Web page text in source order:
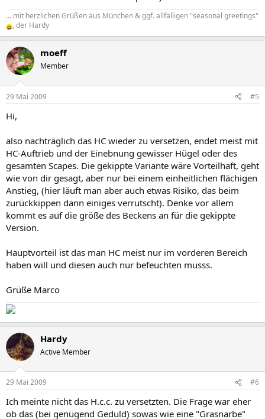
... mit herzlichen Grüßen aus München & ggf. allfälligen "seasonal greetings"
, der Hardy
moeff
Member
29 Mai 2009 #5
Hi,
also nachträglich das HC wieder zu versetzen, endet meist mit
HC-Auftrieb und der Einebnung gewisser Hügel oder des
gesamten Scapes. Die gekippte Variante wäre Vorteilhaft, geht
wie von dir gesagt, aber nur bei einem einheitlichen flächigen
Anstieg, (hier läuft man aber auch etwas Risiko, das beim
zurückkippen dann einiges verrutscht). Denke vor allem
kommt es auf die größe des Beckens an für die gekippte
Version.
Hauptvorteil ist das man HC meist nur im vorderen Bereich
haben will und diesen auch nur befeuchten musss.
Grüße Marco
Hardy
Active Member
29 Mai 2009 #6
Ich meinte nicht das H.c.c. zu versetzten. Die Frage war eher
ob das (bei genügend Geduld) sowas wie eine "Grasnarbe"